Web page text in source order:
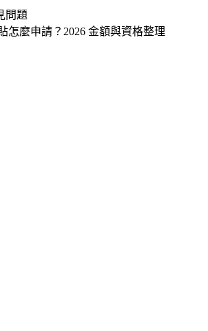
問題
怎麼申請？2026 金額與資格整理